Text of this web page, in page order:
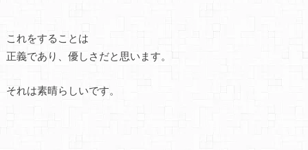
これをすることは
正義であり、優しさだと思います。
それは素晴らしいです。